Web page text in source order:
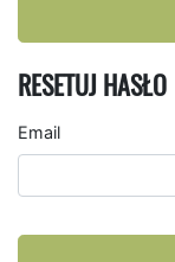
RESETUJ HASŁO
Email